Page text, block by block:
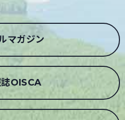
マガジン
OISCA